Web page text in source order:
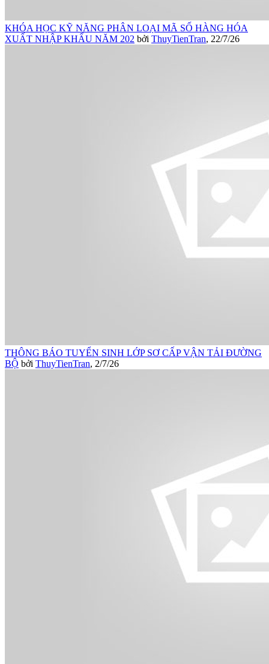
KHÓA HỌC KỸ NĂNG PHÂN LOẠI MÃ SỐ HÀNG HÓA
XUẤT NHẬP KHẨU NĂM 202 bởi ThuyTienTran, 22/7/26
THÔNG BÁO TUYỂN SINH LỚP SƠ CẤP VẬN TẢI ĐƯỜNG
BỘ bởi ThuyTienTran, 2/7/26